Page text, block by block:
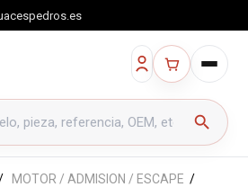
search
MOTOR / ADMISION / ESCAPE